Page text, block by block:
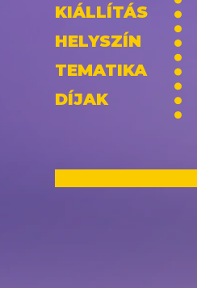
KIÁLLÍTÁS
HELYSZÍN
TEMATIKA
DÍJAK